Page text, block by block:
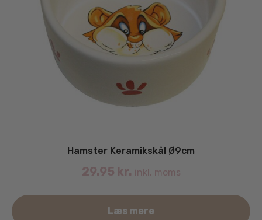
Hamster Keramikskål Ø9cm
29.95 kr. inkl. moms
Læs mere